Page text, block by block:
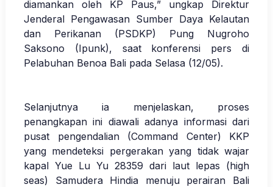
diamankan oleh KP Paus,” ungkap Direktur
Jenderal Pengawasan Sumber Daya Kelautan
dan Perikanan (PSDKP) Pung Nugroho
Saksono (Ipunk), saat konferensi pers di
Pelabuhan Benoa Bali pada Selasa (12/05).
Selanjutnya ia menjelaskan, proses
penangkapan ini diawali adanya informasi dari
pusat pengendalian (Command Center) KKP
yang mendeteksi pergerakan yang tidak wajar
kapal Yue Lu Yu 28359 dari laut lepas (high
seas) Samudera Hindia menuju perairan Bali